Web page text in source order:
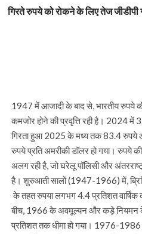
गिरते रुपये को रोकने के लिए तेज जीडीपी
1947 में आजादी के बाद से, भारतीय रुपये
कमजोर होने की प्रवृत्ति रही है। 2024 में
गिरता हुआ 2025 के मध्य तक 83.4
रुपये प्रति अमरीकी डॉलर हो गया। रुपये
अलग रही है, जो घरेलू पॉलिसी और
है। शुरुआती सालों (1947-1966) में,
के तहत रुपया लगभग 4.4 प्रतिशत
बीच, 1966 के अवमूल्यन और कड़े नियमन
प्रतिशत तक धीमा हो गया। 1976-